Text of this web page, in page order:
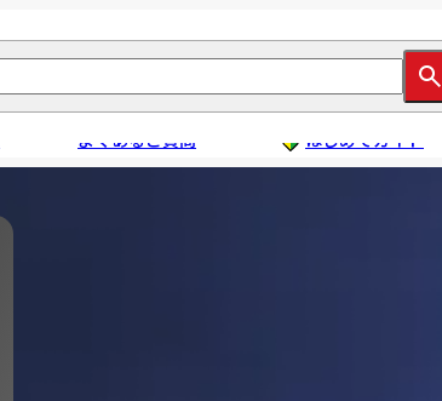
よくあるご質問 はじめてガイド